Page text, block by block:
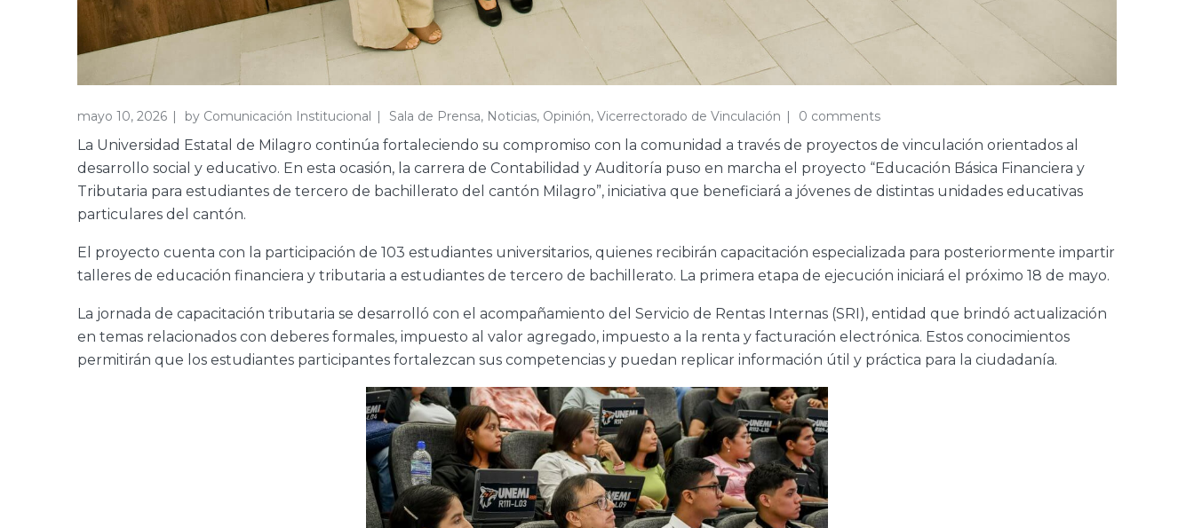
mayo 10, 2026 by Comunicación Institucional Sala de Prensa, Noticias, Opinión, Vicerrectorado de Vinculación 0 comments
La Universidad Estatal de Milagro continúa fortaleciendo su compromiso con la comunidad a través de proyectos de vinculación orientados al
desarrollo social y educativo. En esta ocasión, la carrera de Contabilidad y Auditoría puso en marcha el proyecto “Educación Básica Financiera y
Tributaria para estudiantes de tercero de bachillerato del cantón Milagro”, iniciativa que beneficiará a jóvenes de distintas unidades educativas
particulares del cantón.
El proyecto cuenta con la participación de 103 estudiantes universitarios, quienes recibirán capacitación especializada para posteriormente impartir
talleres de educación financiera y tributaria a estudiantes de tercero de bachillerato. La primera etapa de ejecución iniciará el próximo 18 de mayo.
La jornada de capacitación tributaria se desarrolló con el acompañamiento del Servicio de Rentas Internas (SRI), entidad que brindó actualización
en temas relacionados con deberes formales, impuesto al valor agregado, impuesto a la renta y facturación electrónica. Estos conocimientos
permitirán que los estudiantes participantes fortalezcan sus competencias y puedan replicar información útil y práctica para la ciudadanía.